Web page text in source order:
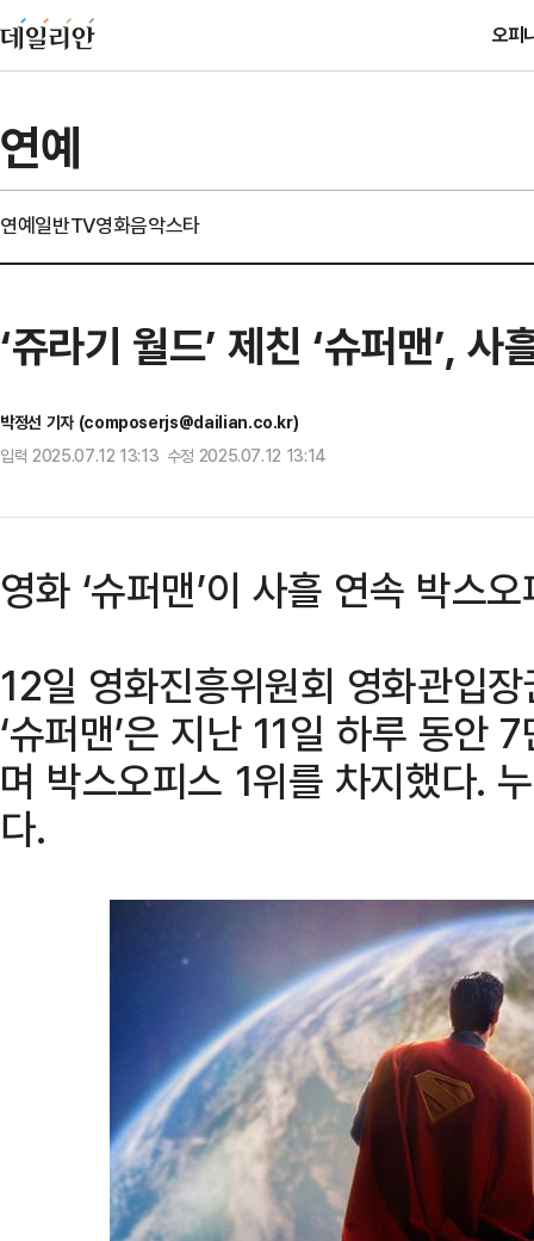
오피
연예
연예일반TV영화음악스타
‘쥬라기 월드’ 제친 ‘슈퍼맨’,
박정선 기자 (composerjs@dailian.co.kr)
입력 2025.07.12 13:13 수정 2025.07.12 13:14
영화 ‘슈퍼맨’이 사흘 연속 박스
12일 영화진흥위원회 영화관입
‘슈퍼맨’은 지난 11일 하루 동안
며 박스오피스 1위를 차지했다.
다.